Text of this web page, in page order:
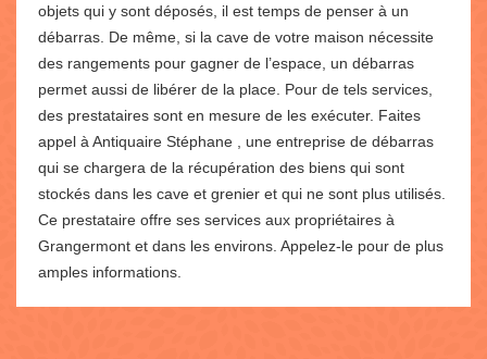
objets qui y sont déposés, il est temps de penser à un
débarras. De même, si la cave de votre maison nécessite
des rangements pour gagner de l’espace, un débarras
permet aussi de libérer de la place. Pour de tels services,
des prestataires sont en mesure de les exécuter. Faites
appel à Antiquaire Stéphane , une entreprise de débarras
qui se chargera de la récupération des biens qui sont
stockés dans les cave et grenier et qui ne sont plus utilisés.
Ce prestataire offre ses services aux propriétaires à
Grangermont et dans les environs. Appelez-le pour de plus
amples informations.